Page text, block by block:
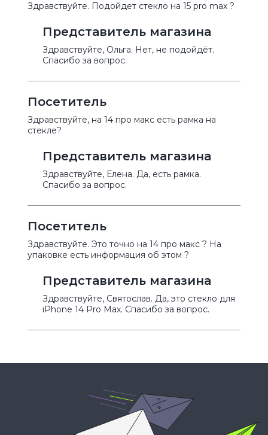
Здравствуйте. Подойдет стекло на 15 pro max ?
Представитель магазина
Здравствуйте, Ольга. Нет, не подойдёт.
Спасибо за вопрос.
Посетитель
Здравствуйте, на 14 про макс есть рамка на
стекле?
Представитель магазина
Здравствуйте, Елена. Да, есть рамка.
Спасибо за вопрос.
Посетитель
Здравствуйте. Это точно на 14 про макс ? На
упаковке есть информация об этом ?
Представитель магазина
Здравствуйте, Святослав. Да, это стекло для
iPhone 14 Pro Max. Спасибо за вопрос.